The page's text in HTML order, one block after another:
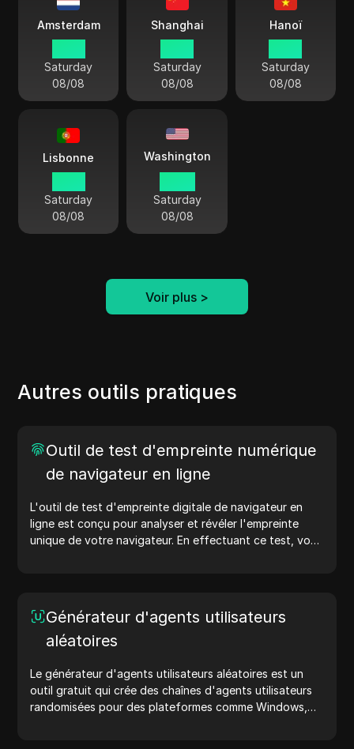
Amsterdam
Saturday
08/08
Shanghai
Saturday
08/08
Hanoï
Saturday
08/08
Lisbonne
Saturday
08/08
Washington
Saturday
08/08
Voir plus >
Autres outils pratiques
Outil de test d'empreinte numérique
de navigateur en ligne
L'outil de test d'empreinte digitale de navigateur en
ligne est conçu pour analyser et révéler l'empreinte
unique de votre navigateur. En effectuant ce test, vous
Générateur d'agents utilisateurs
aléatoires
Le générateur d'agents utilisateurs aléatoires est un
outil gratuit qui crée des chaînes d'agents utilisateurs
randomisées pour des plateformes comme Windows,